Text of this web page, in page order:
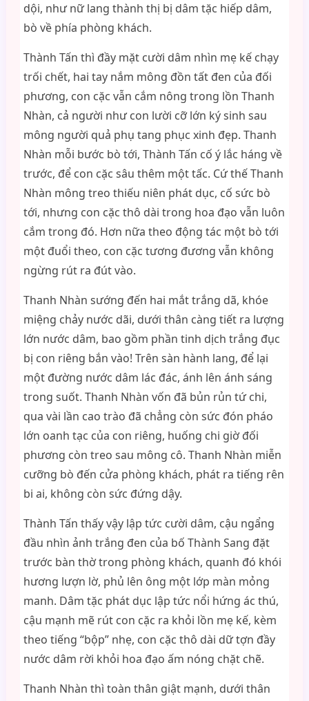
dội, như nữ lang thành thị bị dâm tặc hiếp dâm,
bò về phía phòng khách.
Thành Tấn thì đầy mặt cười dâm nhìn mẹ kế chạy
trối chết, hai tay nắm mông đồn tất đen của đối
phương, con cặc vẫn cắm nông trong lồn Thanh
Nhàn, cả người như con lười cỡ lớn ký sinh sau
mông người quả phụ tang phục xinh đẹp. Thanh
Nhàn mỗi bước bò tới, Thành Tấn cố ý lắc háng về
trước, để con cặc sâu thêm một tấc. Cứ thế Thanh
Nhàn mông treo thiếu niên phát dục, cố sức bò
tới, nhưng con cặc thô dài trong hoa đạo vẫn luôn
cắm trong đó. Hơn nữa theo động tác một bò tới
một đuổi theo, con cặc tương đương vẫn không
ngừng rút ra đút vào.
Thanh Nhàn sướng đến hai mắt trắng dã, khóe
miệng chảy nước dãi, dưới thân càng tiết ra lượng
lớn nước dâm, bao gồm phần tinh dịch trắng đục
bị con riêng bắn vào! Trên sàn hành lang, để lại
một đường nước dâm lác đác, ánh lên ánh sáng
trong suốt. Thanh Nhàn vốn đã bủn rủn tứ chi,
qua vài lần cao trào đã chẳng còn sức đón pháo
lớn oanh tạc của con riêng, huống chi giờ đối
phương còn treo sau mông cô. Thanh Nhàn miễn
cưỡng bò đến cửa phòng khách, phát ra tiếng rên
bi ai, không còn sức đứng dậy.
Thành Tấn thấy vậy lập tức cười dâm, cậu ngẩng
đầu nhìn ảnh trắng đen của bố Thành Sang đặt
trước bàn thờ trong phòng khách, quanh đó khói
hương lượn lờ, phủ lên ông một lớp màn mỏng
manh. Dâm tặc phát dục lập tức nổi hứng ác thú,
cậu mạnh mẽ rút con cặc ra khỏi lồn mẹ kế, kèm
theo tiếng “bộp” nhẹ, con cặc thô dài dữ tợn đầy
nước dâm rời khỏi hoa đạo ấm nóng chặt chẽ.
Thanh Nhàn thì toàn thân giật mạnh, dưới thân